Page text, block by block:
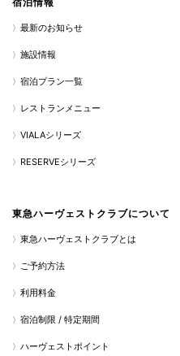
最新のお知らせ
施設情報
宿泊プラン一覧
レストランメニュー
VIALAシリーズ
RESERVEシリーズ
東急ハーヴェストクラブについて
東急ハーヴェストクラブとは
ご予約方法
利用料金
宿泊制限 / 特定期間
ハーヴェストポイント